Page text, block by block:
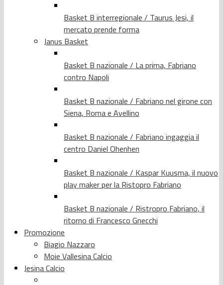
Basket B interregionale / Taurus Jesi, il
mercato prende forma
Janus Basket
Basket B nazionale / La prima, Fabriano
contro Napoli
Basket B nazionale / Fabriano nel girone con
Siena, Roma e Avellino
Basket B nazionale / Fabriano ingaggia il
centro Daniel Ohenhen
Basket B nazionale / Kaspar Kuusma, il nuovo
play maker per la Ristopro Fabriano
Basket B nazionale / Ristropro Fabriano, il
ritorno di Francesco Gnecchi
Promozione
Biagio Nazzaro
Moie Vallesina Calcio
Jesina Calcio